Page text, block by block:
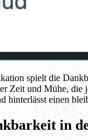
spielt die
Zeit und Mühe,
hinterlässt einen
in